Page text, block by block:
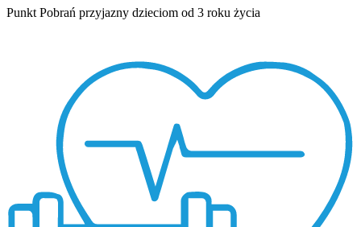
Punkt Pobrań przyjazny dzieciom od 3 roku życia